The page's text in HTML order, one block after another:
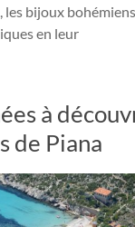
bijoux
en leur
à
de Piana